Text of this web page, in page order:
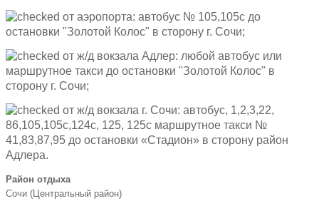
от аэропорта: автобус № 105,105с до
остановки "Золотой Колос" в сторону г. Сочи;
от ж/д вокзала Адлер: любой автобус или
маршрутное такси до остановки "Золотой Колос" в
сторону г. Сочи;
от ж/д вокзала г. Сочи: автобус, 1,2,3,22,
86,105,105с,124с, 125, 125с маршрутное такси №
41,83,87,95 до остановки «Стадион» в сторону район
Адлера.
Район отдыха
Сочи (Центральный район)